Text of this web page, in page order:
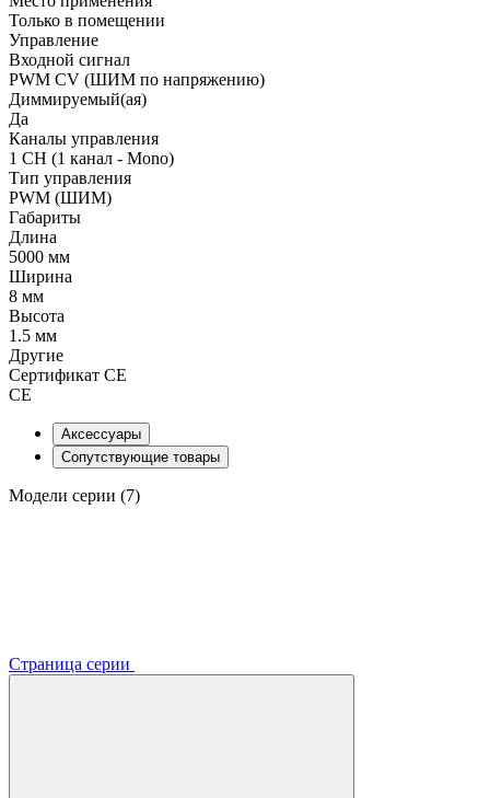
Только в помещении
Управление
Входной сигнал
PWM СV (ШИМ по напряжению)
Диммируемый(ая)
Да
Каналы управления
1 CH (1 канал - Mono)
Тип управления
PWM (ШИМ)
Габариты
Длина
5000 мм
Ширина
8 мм
Высота
1.5 мм
Другие
Сертификат CE
CE
Аксессуары
Сопутствующие товары
Модели серии (7)
Страница серии